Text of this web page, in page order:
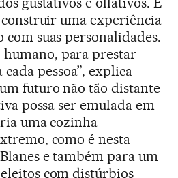
uma experiência
suas personalidades.
humano, para prestar
pessoa”, explica
futuro não tão distante
possa ser emulada em
uma cozinha
como é nesta
e também para um
com distúrbios